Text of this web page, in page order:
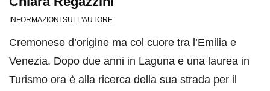
INFORMAZIONI SULL'AUTORE
Cremonese d’origine ma col cuore tra l’Emilia e
Venezia. Dopo due anni in Laguna e una laurea in
Turismo ora è alla ricerca della sua strada per il